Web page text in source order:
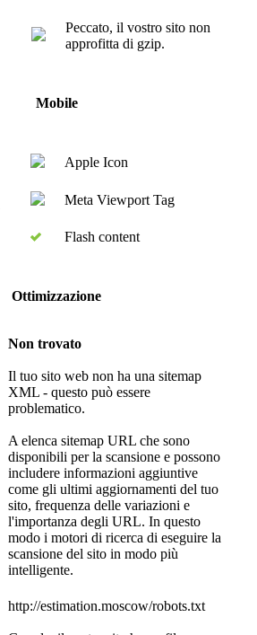
Peccato, il vostro sito non
approfitta di gzip.
Mobile
Apple Icon
Meta Viewport Tag
Flash content
Ottimizzazione
Non trovato
Il tuo sito web non ha una sitemap
XML - questo può essere
problematico.
A elenca sitemap URL che sono
disponibili per la scansione e possono
includere informazioni aggiuntive
come gli ultimi aggiornamenti del tuo
sito, frequenza delle variazioni e
l'importanza degli URL. In questo
modo i motori di ricerca di eseguire la
scansione del sito in modo più
intelligente.
http://estimation.moscow/robots.txt